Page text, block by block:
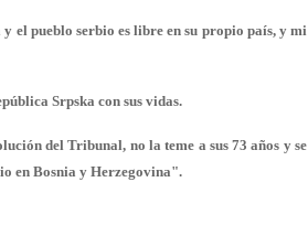
el pueblo serbio es libre en su propio país, y mi
Srpska con sus vidas.
del Tribunal, no la teme a sus 73 años y se
en Bosnia y Herzegovina".